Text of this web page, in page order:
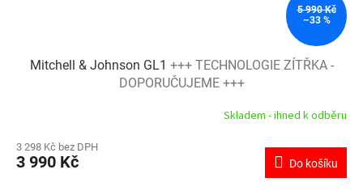
5 990 Kč
–33 %
Mitchell & Johnson GL1 +++ TECHNOLOGIE ZÍTŘKA -
DOPORUČUJEME +++
Skladem - ihned k odběru
3 298 Kč bez DPH
3 990 Kč Do košíku